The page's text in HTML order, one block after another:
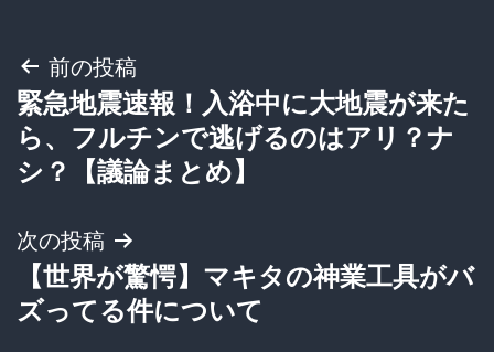
投
稿
ナ
ビ
ゲ
ー
前の投稿
緊急地震速報！入浴中に大地震が来た
ら、フルチンで逃げるのはアリ？ナ
シ？【議論まとめ】
次の投稿
【世界が驚愕】マキタの神業工具がバ
ズってる件について